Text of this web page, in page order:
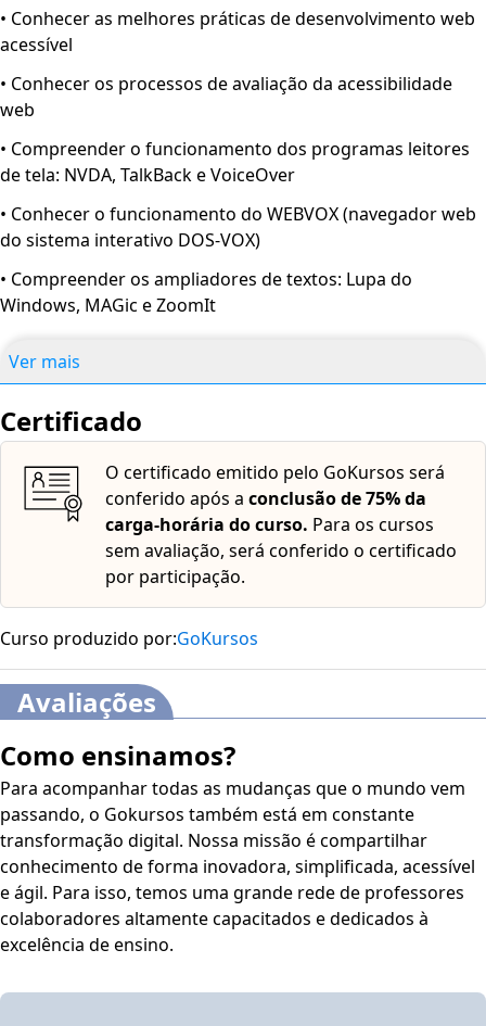
• Conhecer as melhores práticas de desenvolvimento web
acessível
• Conhecer os processos de avaliação da acessibilidade
web
• Compreender o funcionamento dos programas leitores
de tela: NVDA, TalkBack e VoiceOver
• Conhecer o funcionamento do WEBVOX (navegador web
do sistema interativo DOS-VOX)
• Compreender os ampliadores de textos: Lupa do
Windows, MAGic e ZoomIt
Ver mais
Certificado
O certificado emitido pelo GoKursos será
conferido após a conclusão de 75% da
carga-horária do curso. Para os cursos
sem avaliação, será conferido o certificado
por participação.
Curso produzido por:GoKursos
Avaliações
Como ensinamos?
Para acompanhar todas as mudanças que o mundo vem
passando, o Gokursos também está em constante
transformação digital. Nossa missão é compartilhar
conhecimento de forma inovadora, simplificada, acessível
e ágil. Para isso, temos uma grande rede de professores
colaboradores altamente capacitados e dedicados à
excelência de ensino.